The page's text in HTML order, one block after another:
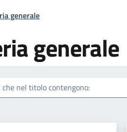
pane
generale
generale
nel titolo contengono: